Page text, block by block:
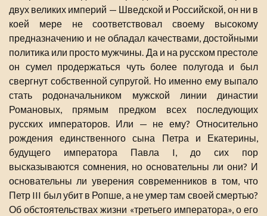
двух великих империй — Шведской и Российской, он ни в
коей мере не соответствовал своему высокому
предназначению и не обладал качествами, достойными
политика или просто мужчины. Да и на русском престоле
он сумел продержаться чуть более полугода и был
свергнут собственной супругой. Но именно ему выпало
стать родоначальником мужской линии династии
Романовых, прямым предком всех последующих
русских императоров. Или — не ему? Относительно
рождения единственного сына Петра и Екатерины,
будущего императора Павла I, до сих пор
высказываются сомнения, но основательны ли они? И
основательны ли уверения современников в том, что
Петр III был убит в Ропше, а не умер там своей смертью?
Об обстоятельствах жизни «третьего императора», о его